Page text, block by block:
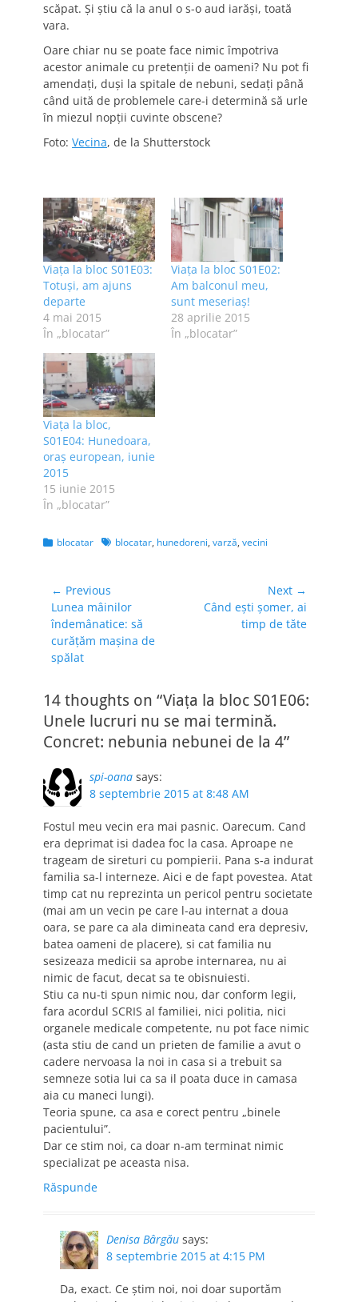
scăpat. Și știu că la anul o s-o aud iarăși, toată
vara.
Oare chiar nu se poate face nimic împotriva
acestor animale cu pretenții de oameni? Nu pot fi
amendați, duși la spitale de nebuni, sedați până
când uită de problemele care-i determină să urle
în miezul nopții cuvinte obscene?
Foto: Vecina, de la Shutterstock
Viaţa la bloc S01E03:
Totuşi, am ajuns
departe
4 mai 2015
În „blocatar”
Viața la bloc S01E02:
Am balconul meu,
sunt meseriaș!
28 aprilie 2015
În „blocatar”
Viața la bloc,
S01E04: Hunedoara,
oraș european, iunie
2015
15 iunie 2015
În „blocatar”
Categories
blocatar Tagsblocatar, hunedoreni, varză, vecini
Navigare
în
articole
← Previous
Previous
post:
Lunea mâinilor
îndemânatice: să
curățăm mașina de
spălat
Next →
Când ești șomer, ai
timp de tăte
14 thoughts on “Viața la bloc S01E06:
Unele lucruri nu se mai termină.
Concret: nebunia nebunei de la 4”
spi-oana says:
8 septembrie 2015 at 8:48 AM
Fostul meu vecin era mai pasnic. Oarecum. Cand
era deprimat isi dadea foc la casa. Aproape ne
trageam de sireturi cu pompierii. Pana s-a indurat
familia sa-l interneze. Aici e de fapt povestea. Atat
timp cat nu reprezinta un pericol pentru societate
(mai am un vecin pe care l-au internat a doua
oara, se pare ca ala dimineata cand era depresiv,
batea oameni de placere), si cat familia nu
sesizeaza medicii sa aprobe internarea, nu ai
nimic de facut, decat sa te obisnuiesti.
Stiu ca nu-ti spun nimic nou, dar conform legii,
fara acordul SCRIS al familiei, nici politia, nici
organele medicale competente, nu pot face nimic
(asta stiu de cand un prieten de familie a avut o
cadere nervoasa la noi in casa si a trebuit sa
semneze sotia lui ca sa il poata duce in camasa
aia cu maneci lungi).
Teoria spune, ca asa e corect pentru „binele
pacientului”.
Dar ce stim noi, ca doar n-am terminat nimic
specializat pe aceasta nisa.
Răspunde
Denisa Bârgău says:
8 septembrie 2015 at 4:15 PM
Da, exact. Ce știm noi, noi doar suportăm